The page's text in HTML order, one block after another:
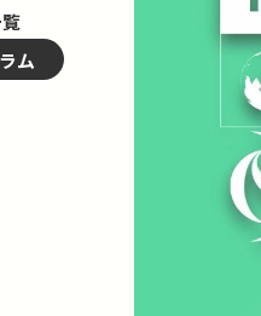
ム